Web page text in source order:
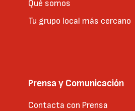
Qué somos
Tu grupo local más cercano
Prensa y Comunicación
Contacta con Prensa